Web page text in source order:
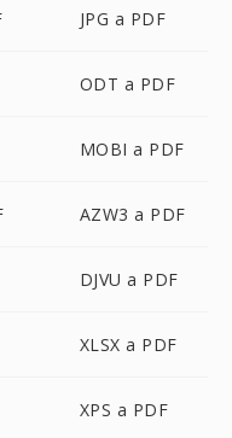
JPG a PDF
ODT a PDF
MOBI a PDF
AZW3 a PDF
DJVU a PDF
XLSX a PDF
XPS a PDF